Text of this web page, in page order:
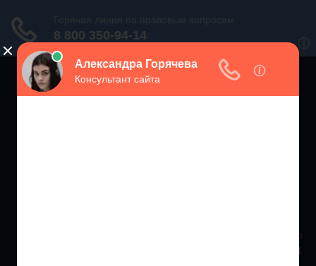
Москва и МО
+7 (499) 938-86-71